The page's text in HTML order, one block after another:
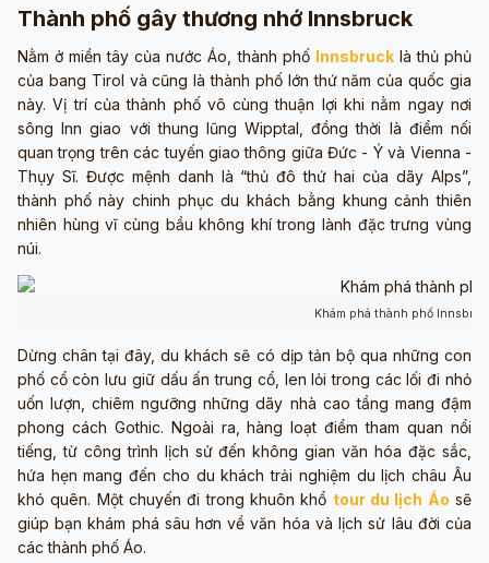
Thành phố gây thương nhớ Innsbruck
Nằm ở miền tây của nước Áo, thành phố Innsbrucklà thủ phủ
của bang Tirol và cũng là thành phố lớn thứ năm của quốc gia
này. Vị trí của thành phố vô cùng thuận lợi khi nằm ngay nơi
sông Inn giao với thung lũng Wipptal, đồng thời là điểm nối
quan trọng trên các tuyến giao thông giữa Đức - Ý và Vienna -
Thụy Sĩ. Được mệnh danh là “thủ đô thứ hai của dãy Alps”,
thành phố này chinh phục du khách bằng khung cảnh thiên
nhiên hùng vĩ cùng bầu không khí trong lành đặc trưng vùng
núi.
Khám phá thành phố
Dừng chân tại đây, du khách sẽ có dịp tản bộ qua những con
phố cổ còn lưu giữ dấu ấn trung cổ, len lỏi trong các lối đi nhỏ
uốn lượn, chiêm ngưỡng những dãy nhà cao tầng mang đậm
phong cách Gothic. Ngoài ra, hàng loạt điểm tham quan nổi
tiếng, từ công trình lịch sử đến không gian văn hóa đặc sắc,
hứa hẹn mang đến cho du khách trải nghiệm du lịch châu Âu
khó quên. Một chuyến đi trong khuôn khổ tour du lịch Áo sẽ
giúp bạn khám phá sâu hơn về văn hóa và lịch sử lâu đời của
các thành phố Áo.